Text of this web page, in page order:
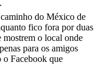
do México de
fico fora por duas
mostrem o local onde
para os amigos
o Facebook que